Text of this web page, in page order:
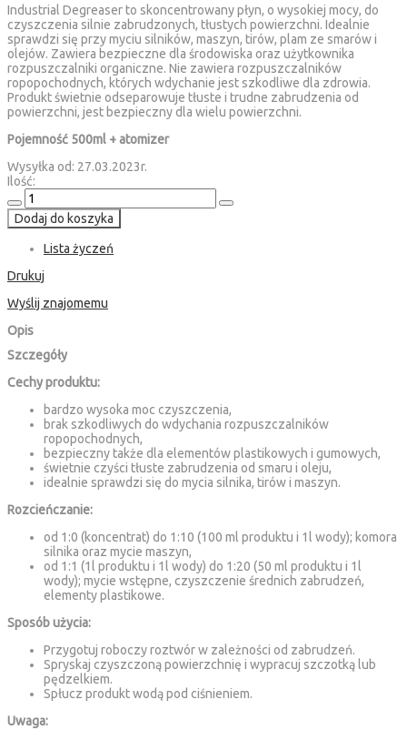
Industrial Degreaser to skoncentrowany płyn, o wysokiej mocy, do
czyszczenia silnie zabrudzonych, tłustych powierzchni. Idealnie
sprawdzi się przy myciu silników, maszyn, tirów, plam ze smarów i
olejów. Zawiera bezpieczne dla środowiska oraz użytkownika
rozpuszczalniki organiczne. Nie zawiera rozpuszczalników
ropopochodnych, których wdychanie jest szkodliwe dla zdrowia.
Produkt świetnie odseparowuje tłuste i trudne zabrudzenia od
powierzchni, jest bezpieczny dla wielu powierzchni.
Pojemność 500ml + atomizer
Wysyłka od: 27.03.2023r.
Ilość:
Dodaj do koszyka
Lista życzeń
Drukuj
Wyślij znajomemu
Opis
Szczegóły
Cechy produktu:
bardzo wysoka moc czyszczenia,
brak szkodliwych do wdychania rozpuszczalników
ropopochodnych,
bezpieczny także dla elementów plastikowych i gumowych,
świetnie czyści tłuste zabrudzenia od smaru i oleju,
idealnie sprawdzi się do mycia silnika, tirów i maszyn.
Rozcieńczanie:
od 1:0 (koncentrat) do 1:10 (100 ml produktu i 1l wody); komora
silnika oraz mycie maszyn,
od 1:1 (1l produktu i 1l wody) do 1:20 (50 ml produktu i 1l
wody); mycie wstępne, czyszczenie średnich zabrudzeń,
elementy plastikowe.
Sposób użycia:
Przygotuj roboczy roztwór w zależności od zabrudzeń.
Spryskaj czyszczoną powierzchnię i wypracuj szczotką lub
pędzelkiem.
Spłucz produkt wodą pod ciśnieniem.
Uwaga: